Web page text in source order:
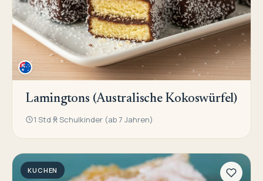
Lamingtons (Australische Kokoswürfel)
1 Std Schulkinder (ab 7 Jahren)
KUCHEN